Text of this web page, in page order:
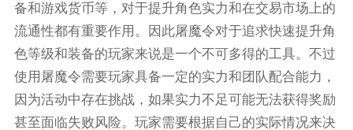
备和游戏货币等，对于提升角色实力和在交易市场上的
流通性都有重要作用。因此屠魔令对于追求快速提升角
色等级和装备的玩家来说是一个不可多得的工具。不过
使用屠魔令需要玩家具备一定的实力和团队配合能力，
因为活动中存在挑战，如果实力不足可能无法获得奖励
甚至面临失败风险。玩家需要根据自己的实际情况来决